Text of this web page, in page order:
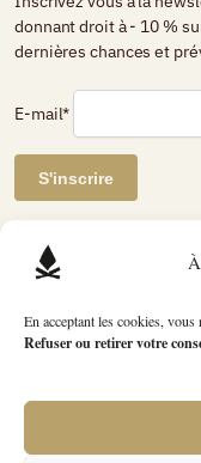
En acceptant les cookies,
Refuser ou retirer votre
donnant droit à - 10 %
dernières chances et
E-mail*
Petit
évaluation du
L’ensemble des